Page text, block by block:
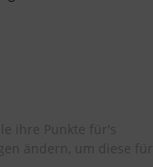
ihre Punkte für's
ändern, um diese für